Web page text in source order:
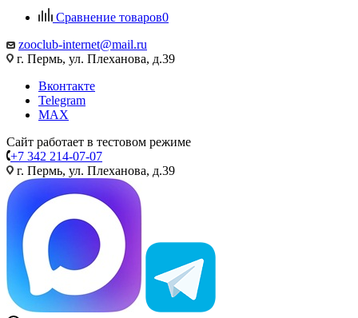
Сравнение товаров0
zooclub-internet@mail.ru
г. Пермь, ул. Плеханова, д.39
Вконтакте
Telegram
MAX
Сайт работает в тестовом режиме
+7 342 214-07-07
г. Пермь, ул. Плеханова, д.39